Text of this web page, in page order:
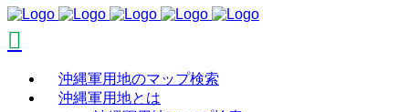
沖縄軍用地のマップ検索
沖縄軍用地とは